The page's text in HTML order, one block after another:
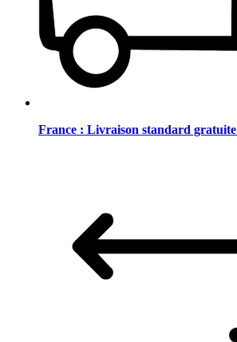
France : Livraison standard gratuite